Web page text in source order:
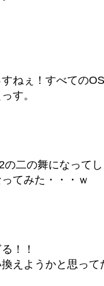
ねぇ！すべての
す。
の二の舞になって
てみた・・・ｗ
！！
えようかと思って